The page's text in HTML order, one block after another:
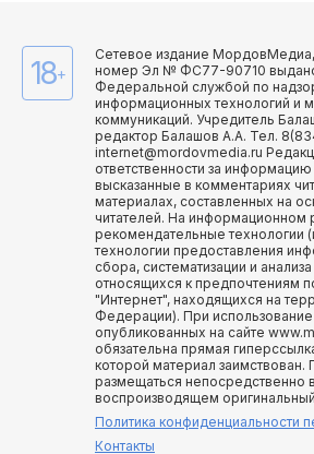
18+
Сетевое издание
номер Эл № ФС77-90710 выдано
Федеральной службой по
информационных технологий и
коммуникаций. Учредитель
редактор Балашов А.А. Тел.
internet@mordovmedia.ru
ответственности за
высказанные в комментариях
материалах, составленных на
читателей. На информационном
рекомендательные технологии
технологии предоставления
сбора, систематизации и
относящихся к предпочтениям
"Интернет", находящихся на
Федерации). При
опубликованных на сайте
обязательна прямая
которой материал заимствован.
размещаться непосредственно
воспроизводящем
Политика конфиденциальности
Контакты